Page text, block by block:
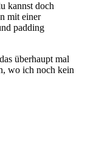
kannst doch
mit einer
padding
überhaupt mal
wo ich noch kein